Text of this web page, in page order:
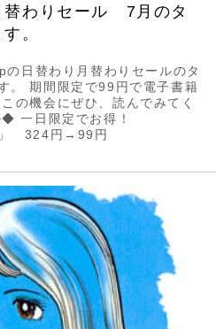
替わりセール 7月のタ
。
日替わり月替わりセールのタ
。 期間限定で99円で電子書籍
の機会にぜひ、読んでみてく
一日限定でお得！
324円→99円